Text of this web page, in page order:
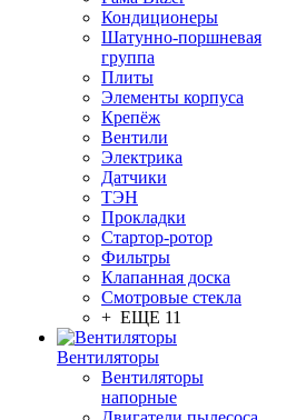
Кондиционеры
Шатунно-поршневая
группа
Плиты
Элементы корпуса
Крепёж
Вентили
Электрика
Датчики
ТЭН
Прокладки
Стартор-ротор
Фильтры
Клапанная доска
Смотровые стекла
+ ЕЩЕ 11
Вентиляторы
Вентиляторы
напорные